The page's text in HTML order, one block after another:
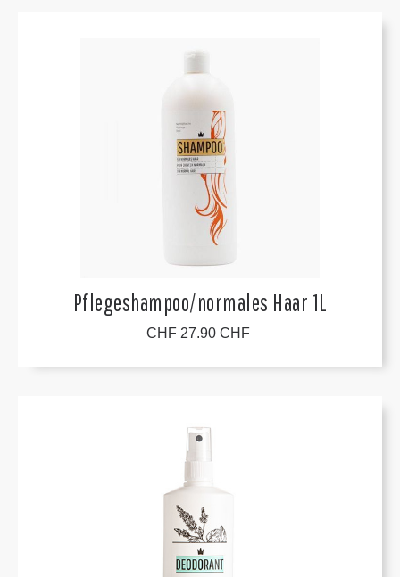
Pflegeshampoo/normales Haar 1L
CHF 27.90 CHF